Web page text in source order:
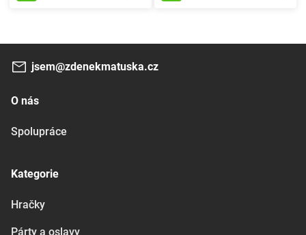
jsem@zdenekmatuska.cz
O nás
Spolupráce
Kategorie
Hračky
Párty a oslavy